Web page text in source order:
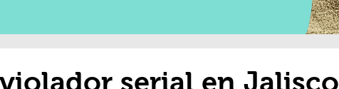
serial en Jalisco